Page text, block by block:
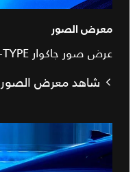
معرض الصور
عرض صور جاكوار F‑TYPE.
شاهد معرض الصور